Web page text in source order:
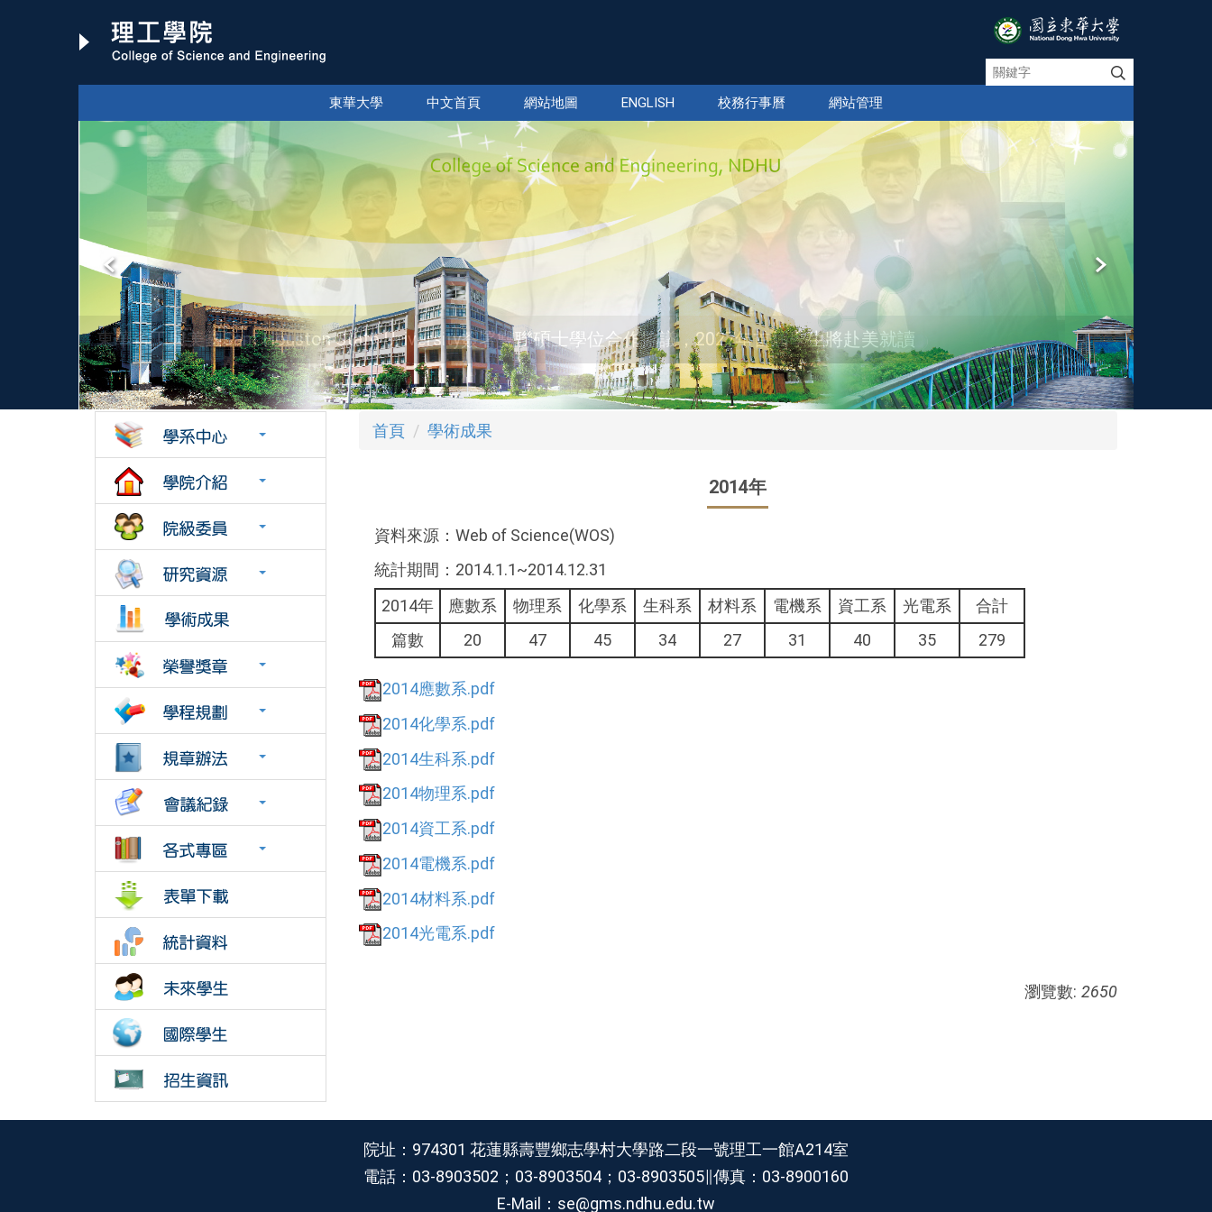
東華大學 中文首頁 網站地圖 ENGLISH 校務行事曆 網站管理
東華資工與美國Sam Houston State University簽署雙聯碩士學位合作協議，2027年首屆學生將赴美就讀
首頁 學術成果
2014年
資料來源：Web of Science(WOS)
統計期間：2014.1.1~2014.12.31
2014年
應數系 物理系 化學系 生科系 材料系 電機系 資工系 光電系
合計
篇數
20 47 45 34 27 31 40 35 279
2014應數系.pdf
2014化學系.pdf
2014生科系.pdf
2014物理系.pdf
2014資工系.pdf
2014電機系.pdf
2014材料系.pdf
2014光電系.pdf
瀏覽數: 2650
院址：974301 花蓮縣壽豐鄉志學村大學路二段一號理工一館A214室
電話：03-8903502；03-8903504；03-8903505∥傳真：03-8900160
E-Mail：se@gms.ndhu.edu.tw